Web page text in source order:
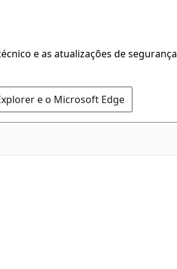
e as atualizações de segurança
e o Microsoft Edge